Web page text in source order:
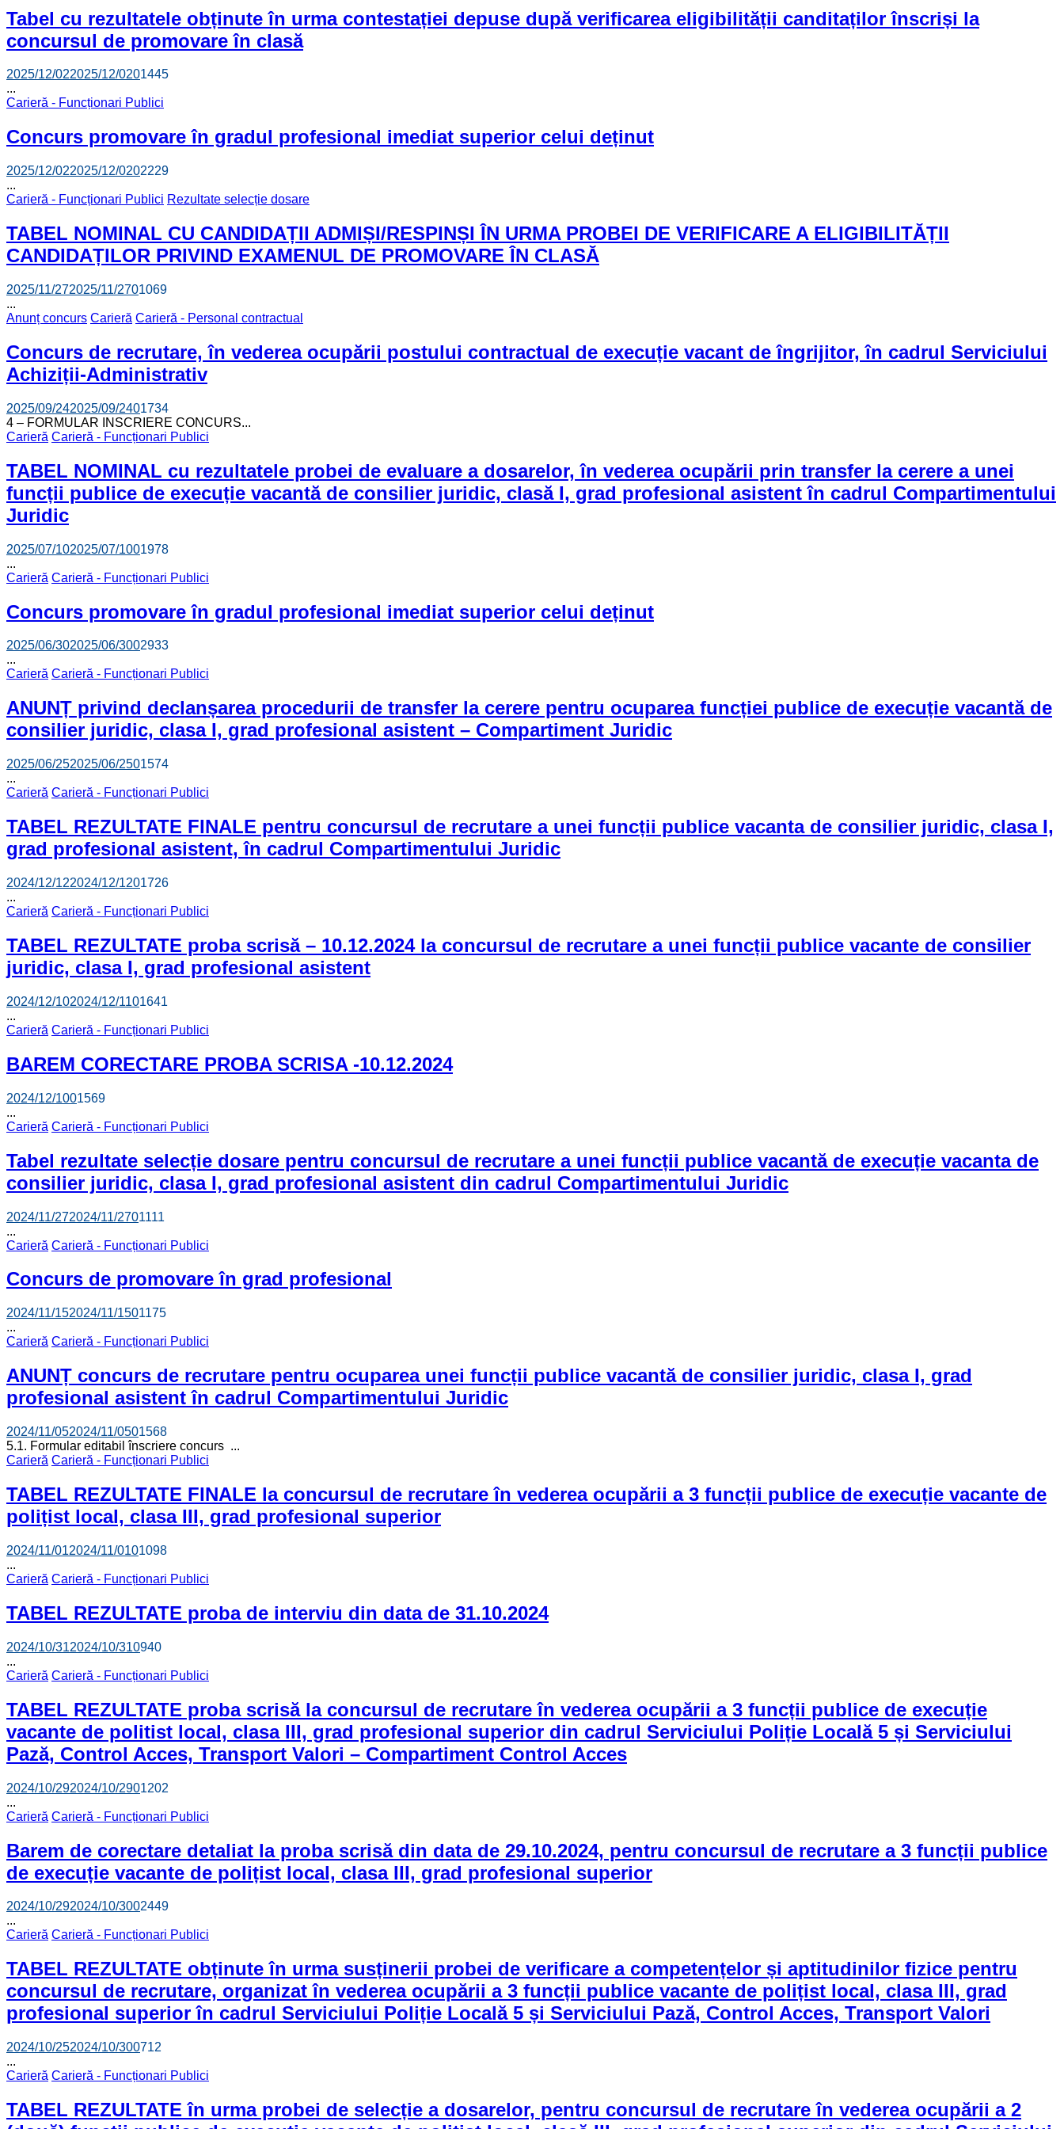
Tabel cu rezultatele obținute în urma contestației depuse după verificarea eligibilității canditaților înscriși la
concursul de promovare în clasă
2025/12/022025/12/0201445
...
Carieră - Funcționari Publici
Concurs promovare în gradul profesional imediat superior celui deținut
2025/12/022025/12/0202229
...
Carieră - Funcționari Publici Rezultate selecție dosare
TABEL NOMINAL CU CANDIDAȚII ADMIȘI/RESPINȘI ÎN URMA PROBEI DE VERIFICARE A ELIGIBILITĂȚII
CANDIDAȚILOR PRIVIND EXAMENUL DE PROMOVARE ÎN CLASĂ
2025/11/272025/11/2701069
...
Anunț concurs Carieră Carieră - Personal contractual
Concurs de recrutare, în vederea ocupării postului contractual de execuție vacant de îngrijitor, în cadrul Serviciului
Achiziții-Administrativ
2025/09/242025/09/2401734
4 – FORMULAR INSCRIERE CONCURS...
Carieră Carieră - Funcționari Publici
TABEL NOMINAL cu rezultatele probei de evaluare a dosarelor, în vederea ocupării prin transfer la cerere a unei
funcții publice de execuție vacantă de consilier juridic, clasă I, grad profesional asistent în cadrul Compartimentului
Juridic
2025/07/102025/07/1001978
...
Carieră Carieră - Funcționari Publici
Concurs promovare în gradul profesional imediat superior celui deținut
2025/06/302025/06/3002933
...
Carieră Carieră - Funcționari Publici
ANUNȚ privind declanșarea procedurii de transfer la cerere pentru ocuparea funcției publice de execuție vacantă de
consilier juridic, clasa I, grad profesional asistent – Compartiment Juridic
2025/06/252025/06/2501574
...
Carieră Carieră - Funcționari Publici
TABEL REZULTATE FINALE pentru concursul de recrutare a unei funcții publice vacanta de consilier juridic, clasa I,
grad profesional asistent, în cadrul Compartimentului Juridic
2024/12/122024/12/1201726
...
Carieră Carieră - Funcționari Publici
TABEL REZULTATE proba scrisă – 10.12.2024 la concursul de recrutare a unei funcții publice vacante de consilier
juridic, clasa I, grad profesional asistent
2024/12/102024/12/1101641
...
Carieră Carieră - Funcționari Publici
BAREM CORECTARE PROBA SCRISA -10.12.2024
2024/12/1001569
...
Carieră Carieră - Funcționari Publici
Tabel rezultate selecție dosare pentru concursul de recrutare a unei funcții publice vacantă de execuție vacanta de
consilier juridic, clasa I, grad profesional asistent din cadrul Compartimentului Juridic
2024/11/272024/11/2701111
...
Carieră Carieră - Funcționari Publici
Concurs de promovare în grad profesional
2024/11/152024/11/1501175
...
Carieră Carieră - Funcționari Publici
ANUNȚ concurs de recrutare pentru ocuparea unei funcții publice vacantă de consilier juridic, clasa I, grad
profesional asistent în cadrul Compartimentului Juridic
2024/11/052024/11/0501568
5.1. Formular editabil înscriere concurs ...
Carieră Carieră - Funcționari Publici
TABEL REZULTATE FINALE la concursul de recrutare în vederea ocupării a 3 funcții publice de execuție vacante de
polițist local, clasa III, grad profesional superior
2024/11/012024/11/0101098
...
Carieră Carieră - Funcționari Publici
TABEL REZULTATE proba de interviu din data de 31.10.2024
2024/10/312024/10/310940
...
Carieră Carieră - Funcționari Publici
TABEL REZULTATE proba scrisă la concursul de recrutare în vederea ocupării a 3 funcții publice de execuție
vacante de politist local, clasa III, grad profesional superior din cadrul Serviciului Poliție Locală 5 și Serviciului
Pază, Control Acces, Transport Valori – Compartiment Control Acces
2024/10/292024/10/2901202
...
Carieră Carieră - Funcționari Publici
Barem de corectare detaliat la proba scrisă din data de 29.10.2024, pentru concursul de recrutare a 3 funcții publice
de execuție vacante de polițist local, clasa III, grad profesional superior
2024/10/292024/10/3002449
...
Carieră Carieră - Funcționari Publici
TABEL REZULTATE obținute în urma susținerii probei de verificare a competențelor și aptitudinilor fizice pentru
concursul de recrutare, organizat în vederea ocupării a 3 funcții publice vacante de polițist local, clasa III, grad
profesional superior în cadrul Serviciului Poliție Locală 5 și Serviciului Pază, Control Acces, Transport Valori
2024/10/252024/10/300712
...
Carieră Carieră - Funcționari Publici
TABEL REZULTATE în urma probei de selecție a dosarelor, pentru concursul de recrutare în vederea ocupării a 2